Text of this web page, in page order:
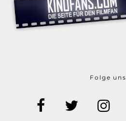
Folge uns